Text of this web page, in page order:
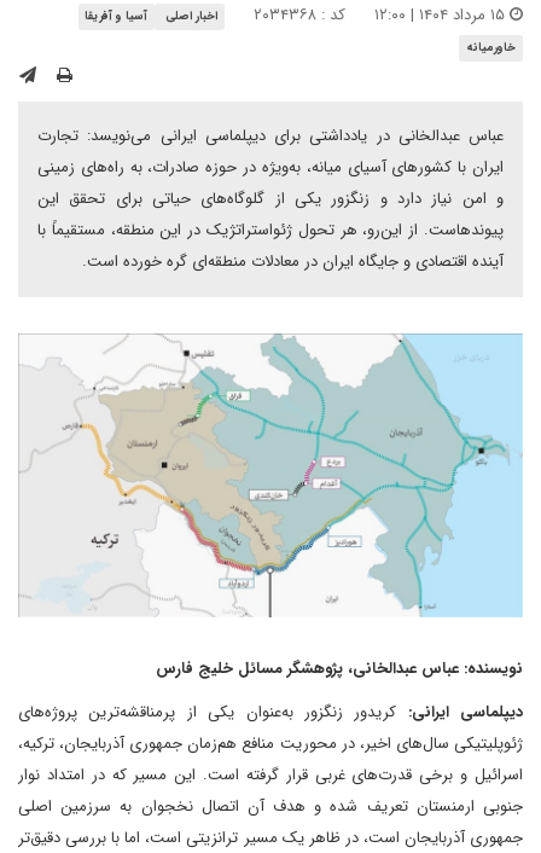
کد : ۲۰۳۴۳۶۸ اخبار اصلی
آسیا و آفریقا
خاورمیانه
عباس عبدالخانی در یادداشتی برای دیپلماسی ایرانی می‌نویسد: تجارت
ایران با کشورهای آسیای میانه، به‌ویژه در حوزه صادرات، به راه‌های زمینی
و امن نیاز دارد و زنگزور یکی از گلوگاه‌های حیاتی برای تحقق این
پیوندهاست. از این‌رو، هر تحول ژئواستراتژیک در این منطقه، مستقیماً با
آینده اقتصادی و جایگاه ایران در معادلات منطقه‌ای گره خورده است.
نویسنده: عباس عبدالخانی، پژوهشگر مسائل خلیج فارس
دیپلماسی ایرانی: کریدور زنگزور به‌عنوان یکی از پرمناقشه‌ترین پروژه‌های
ژئوپلیتیکی سال‌های اخیر، در محوریت منافع هم‌زمان جمهوری آذربایجان، ترکیه،
اسرائیل و برخی قدرت‌های غربی قرار گرفته است. این مسیر که در امتداد نوار
جنوبی ارمنستان تعریف شده و هدف آن اتصال نخجوان به سرزمین اصلی
جمهوری آذربایجان است، در ظاهر یک مسیر ترانزیتی است، اما با بررسی دقیق‌تر